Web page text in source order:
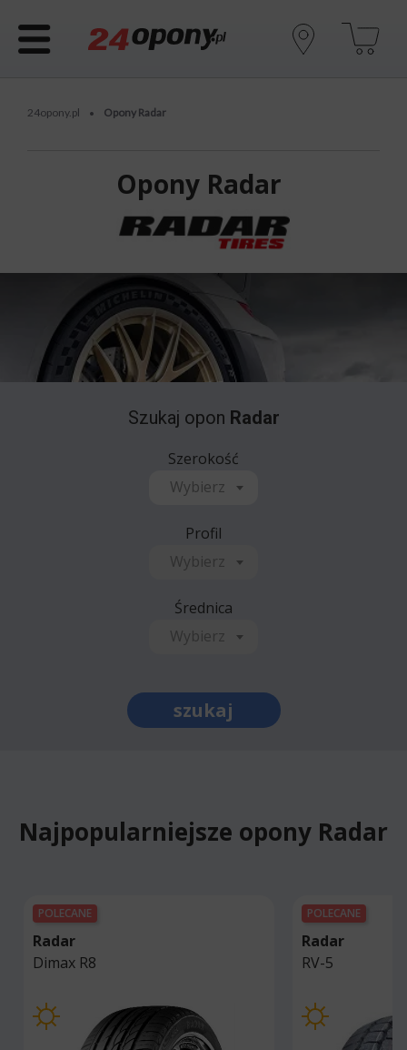
24opony.pl • Opony Radar
Opony Radar
Szukaj opon Radar
Szerokość
Wybierz
Profil
Wybierz
Średnica
Wybierz
szukaj
Najpopularniejsze opony Radar
POLECANE
Radar
Dimax R8
POLECANE
Radar
RV-5